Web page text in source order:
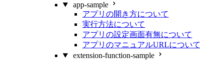
app-sample
アプリの開き方について
実行方法について
アプリの設定画面有無について
アプリのマニュアルURLについて
extension-function-sample